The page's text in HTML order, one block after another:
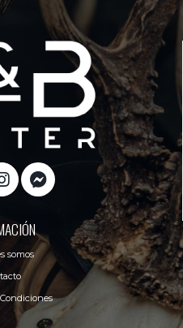
somos